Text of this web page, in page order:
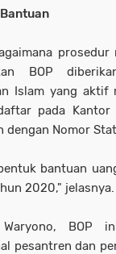
BOP
Islam yang aktif
pada Kantor
dengan Nomor
bantuan
2020," jelasnya.
BOP
pesantren dan